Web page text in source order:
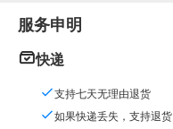
服务申明
快递
支持七天无理由退货
如果快递丢失，支持退货